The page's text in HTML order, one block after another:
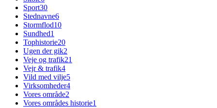
Sport30
Stednavne6
Stormflod10
Sundhed1
Tophistorie20
Ugen der gik2
Veje og trafik21
Vejr & trafik4
Vild med vilje5
Virksomheder4
Vores område2
Vores områdes historie1